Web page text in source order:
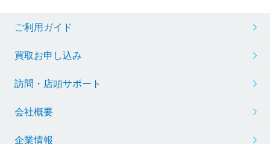
ご利用ガイド
買取お申し込み
訪問・店頭サポート
会社概要
企業情報